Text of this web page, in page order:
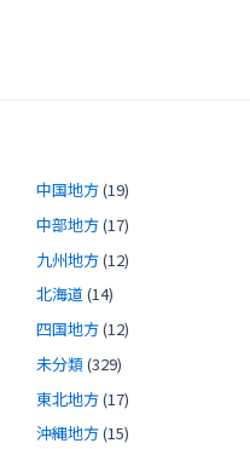
中国地方(19)
中部地方(17)
九州地方(12)
北海道 (14)
四国地方(12)
未分類(329)
東北地方(17)
沖縄地方(15)